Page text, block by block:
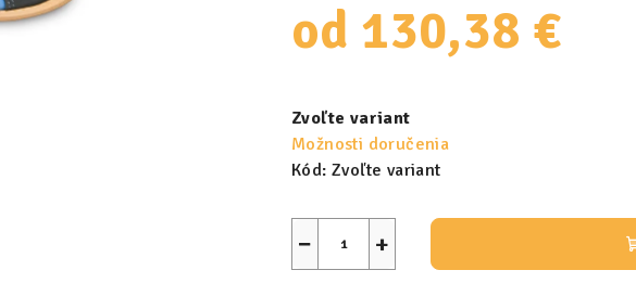
od 130,38 €
cena:
Zvoľte variant
Možnosti doručenia
Kód: Zvoľte variant
+
−